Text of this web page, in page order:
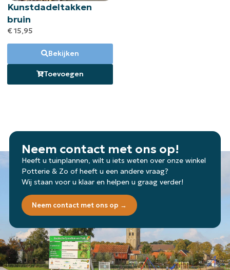
Kunstdadeltakken
bruin
€15,95
Bekijken
Toevoegen
Neem contact met ons op!
Heeft u tuinplannen, wilt u iets weten over onze winkel
Potterie & Zo of heeft u een andere vraag?
Wij staan voor u klaar en helpen u graag verder!
Neem contact met ons op →